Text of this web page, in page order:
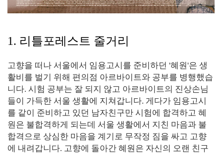
1. 리틀포레스트 줄거리
고향을 떠나 서울에서 임용고시를 준비하던 '혜원'은 생
활비를 벌기 위해 편의점 아르바이트와 공부를 병행했습
니다. 시험 공부는 잘 되지 않고 아르바이트의 진상손님
들이 가득한 서울 생활에 지쳐갑니다. 게다가 임용고시
를 같이 준비하고 있던 남자친구만 시험에 합격하고 혜
원은 불합격하게 되는데 서울 생활에서 지친 마음과 불
합격으로 상심한 마음을 계기로 무작정 짐을 싸고 고향
에 내려갑니다. 고향에 돌아간 혜원은 자신의 오랜 친구